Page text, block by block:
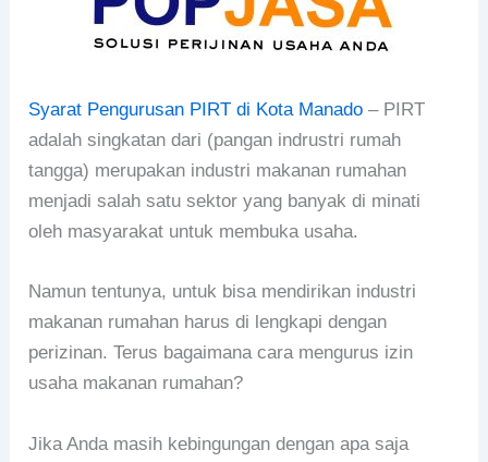
Syarat Pengurusan PIRT di Kota Manado – PIRT
adalah singkatan dari (pangan indrustri rumah
tangga) merupakan industri makanan rumahan
menjadi salah satu sektor yang banyak di minati
oleh masyarakat untuk membuka usaha.
Namun tentunya, untuk bisa mendirikan industri
makanan rumahan harus di lengkapi dengan
perizinan. Terus bagaimana cara mengurus izin
usaha makanan rumahan?
Jika Anda masih kebingungan dengan apa saja